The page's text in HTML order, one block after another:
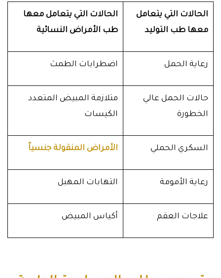
الحالات التي يتعامل
معها طب التوليد
الحالات التي يتعامل معها
طب الأمراض النسائية
رعاية الحمل اضطرابات الطمث
حالات الحمل عالي
الخطورة
متلازمة المبيض المتعدد
الكيسات
السكري الحملي الأمراض المنقولة جنسياً
رعاية الأمومة التهابات المهبل
علاجات العقم أكياس المبيض